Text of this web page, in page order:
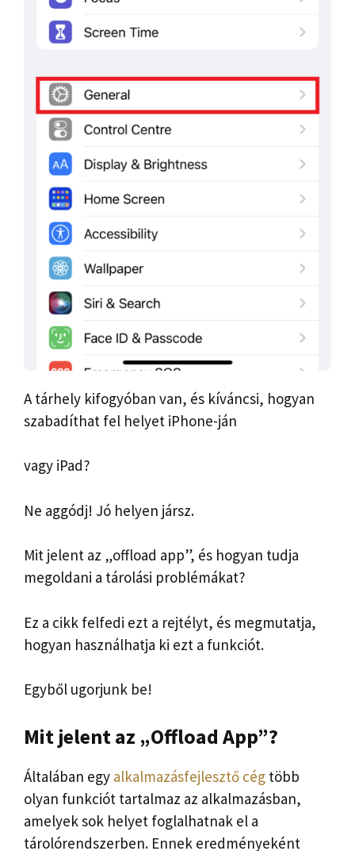
A tárhely kifogyóban van, és kíváncsi, hogyan
szabadíthat fel helyet iPhone-ján
vagy iPad?
Ne aggódj! Jó helyen jársz.
Mit jelent az „offload app”, és hogyan tudja
megoldani a tárolási problémákat?
Ez a cikk felfedi ezt a rejtélyt, és megmutatja,
hogyan használhatja ki ezt a funkciót.
Egyből ugorjunk be!
Mit jelent az „Offload App”?
Általában egy alkalmazásfejlesztő cég több
olyan funkciót tartalmaz az alkalmazásban,
amelyek sok helyet foglalhatnak el a
tárolórendszerben. Ennek eredményeként